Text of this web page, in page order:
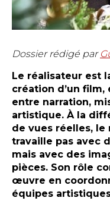
Dossier rédigé par
Le réalisateur est
création d’un film,
entre narration,
artistique. À la
de vues réelles, le
travaille pas avec
mais avec des
pièces. Son rôle
œuvre en
équipes